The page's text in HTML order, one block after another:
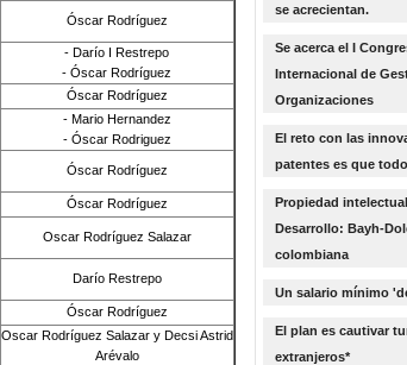
Óscar Rodríguez
- Darío I Restrepo
- Óscar Rodríguez
Óscar Rodríguez
- Mario Hernandez
- Óscar Rodriguez
Óscar Rodríguez
Óscar Rodríguez
Oscar Rodríguez Salazar
Darío Restrepo
Óscar Rodríguez
Oscar Rodríguez Salazar y Decsi Astrid
Arévalo
se acrecientan.
Se acerca el I
Internacional de
Organizaciones
El reto con las
patentes es que
Propiedad
Desarrollo: Bayh-
colombiana
Un salario mínimo
El plan es cautivar
extranjeros*